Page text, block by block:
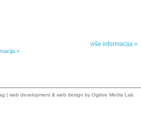
»
više informacija »
| web development & web design by Ogitive Media Lab